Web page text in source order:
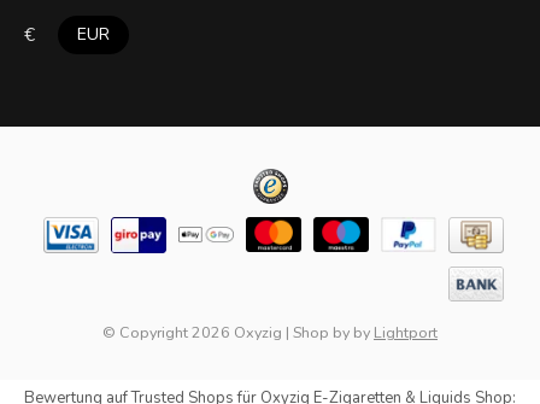
€ EUR
© Copyright 2026 Oxyzig | Shop by by Lightport
Bewertung aufTrusted Shopsfür Oxyzig E-Zigaretten & Liquids Shop: